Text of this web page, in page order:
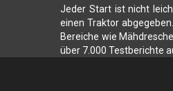
Jeder Start ist nicht
einen Traktor
Bereiche wie
über 7.000 Testberichte